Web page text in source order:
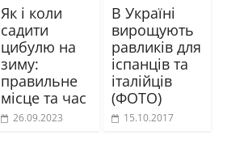
Як і коли
садити
цибулю на
зиму:
правильне
місце та час
26.09.2023
В Україні
вирощують
равликів для
іспанців та
італійців
(ФОТО)
15.10.2017